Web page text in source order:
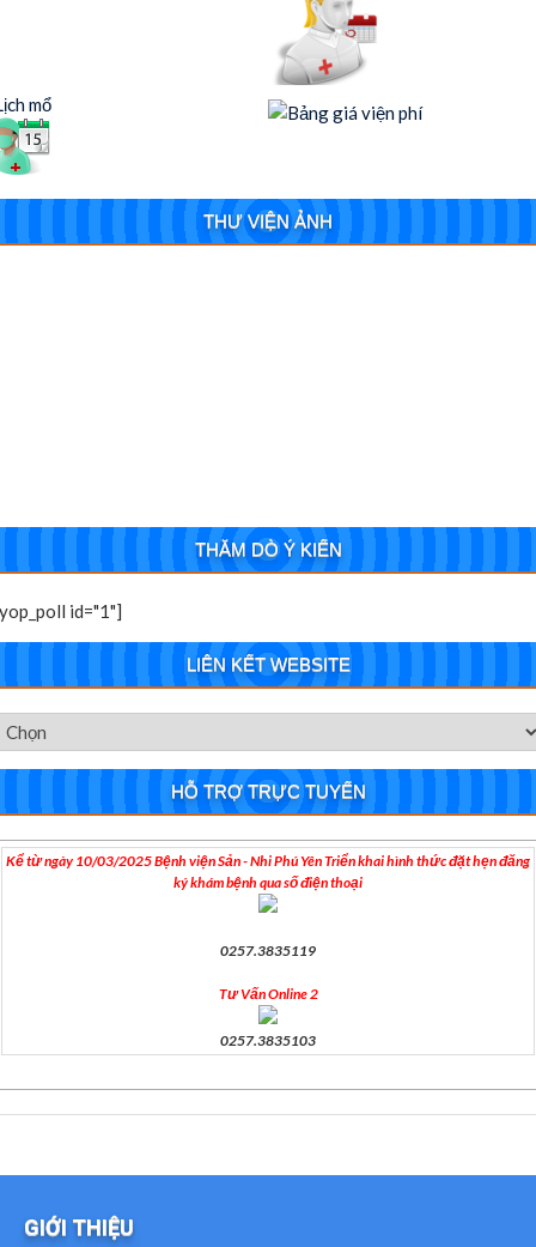
mổ
THƯ VIỆN ẢNH
THĂM DÒ Ý KIẾN
id="1"]
LIÊN KẾT WEBSITE
HỖ TRỢ TRỰC TUYẾN
Kể từ ngày 10/03/2025 Bệnh viện Sản - Nhi Phú Yên Triển khai hình thức đặt hẹn đăng
ký khám bệnh qua số điện thoại
0257.3835119
Tư Vấn Online 2
0257.3835103
GIỚI THIỆU